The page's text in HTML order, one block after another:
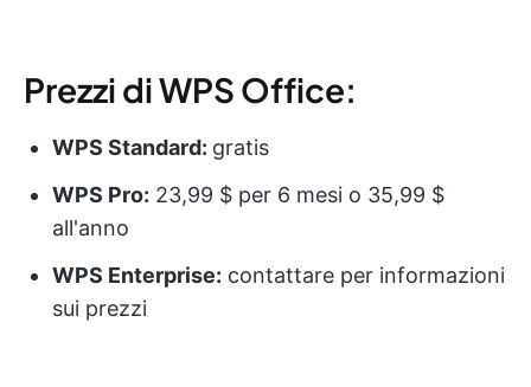
Prezzi di WPS Office:
WPS Standard: gratis
WPS Pro: 23,99 $ per 6 mesi o 35,99 $
all'anno
WPS Enterprise: contattare per informazioni
sui prezzi